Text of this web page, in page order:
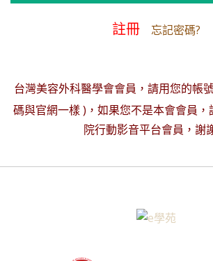
註冊 忘記密碼?
台灣美容外科醫學會會員，請用您的帳
碼與官網一樣 )，如果您不是本會會員，
院行動影音平台會員，謝